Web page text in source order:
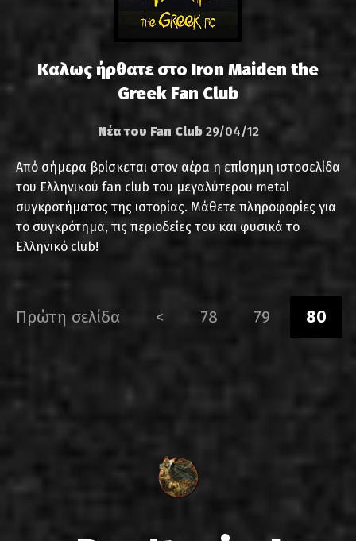
Καλως ήρθατε στο Iron Maiden the
Greek Fan Club
Νέα του Fan Club 29/04/12
Από σήμερα βρίσκεται στον αέρα η επίσημη ιστοσελίδα
του Ελληνικού fan club του μεγαλύτερου metal
συγκροτήματος της ιστορίας. Μάθετε πληροφορίες για
το συγκρότημα, τις περιοδείες του και φυσικά το
Ελληνικό club!
Πρώτη σελίδα < 78 79 80